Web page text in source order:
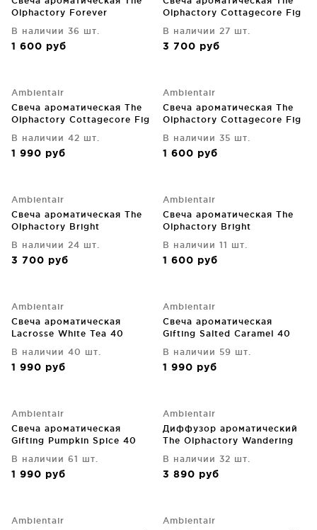
Olphactory Forever
горения
В наличии 36 шт.
1 600 руб
Olphactory Cottagecore Fig
В наличии 27 шт.
3 700 руб
Ambientair
Свеча ароматическая The
Olphactory Cottagecore Fig
В наличии 42 шт.
1 990 руб
Ambientair
Свеча ароматическая The
Olphactory Cottagecore Fig
В наличии 35 шт.
1 600 руб
Ambientair
Свеча ароматическая The
Olphactory Bright
горения
В наличии 24 шт.
3 700 руб
Ambientair
Свеча ароматическая The
Olphactory Bright
горения
В наличии 11 шт.
1 600 руб
Ambientair
Свеча ароматическая
Lacrosse White Tea 40
В наличии 40 шт.
1 990 руб
Ambientair
Свеча ароматическая
Gifting Salted Caramel 40
В наличии 59 шт.
1 990 руб
Ambientair
Свеча ароматическая
Gifting Pumpkin Spice 40
В наличии 61 шт.
1 990 руб
Ambientair
Диффузор ароматический
The Olphactory Wandering
Goji black tea 250 ml
В наличии 32 шт.
3 890 руб
Ambientair
Ambientair